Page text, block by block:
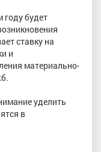
году будет
ставку на
и
материально-
уделить
в